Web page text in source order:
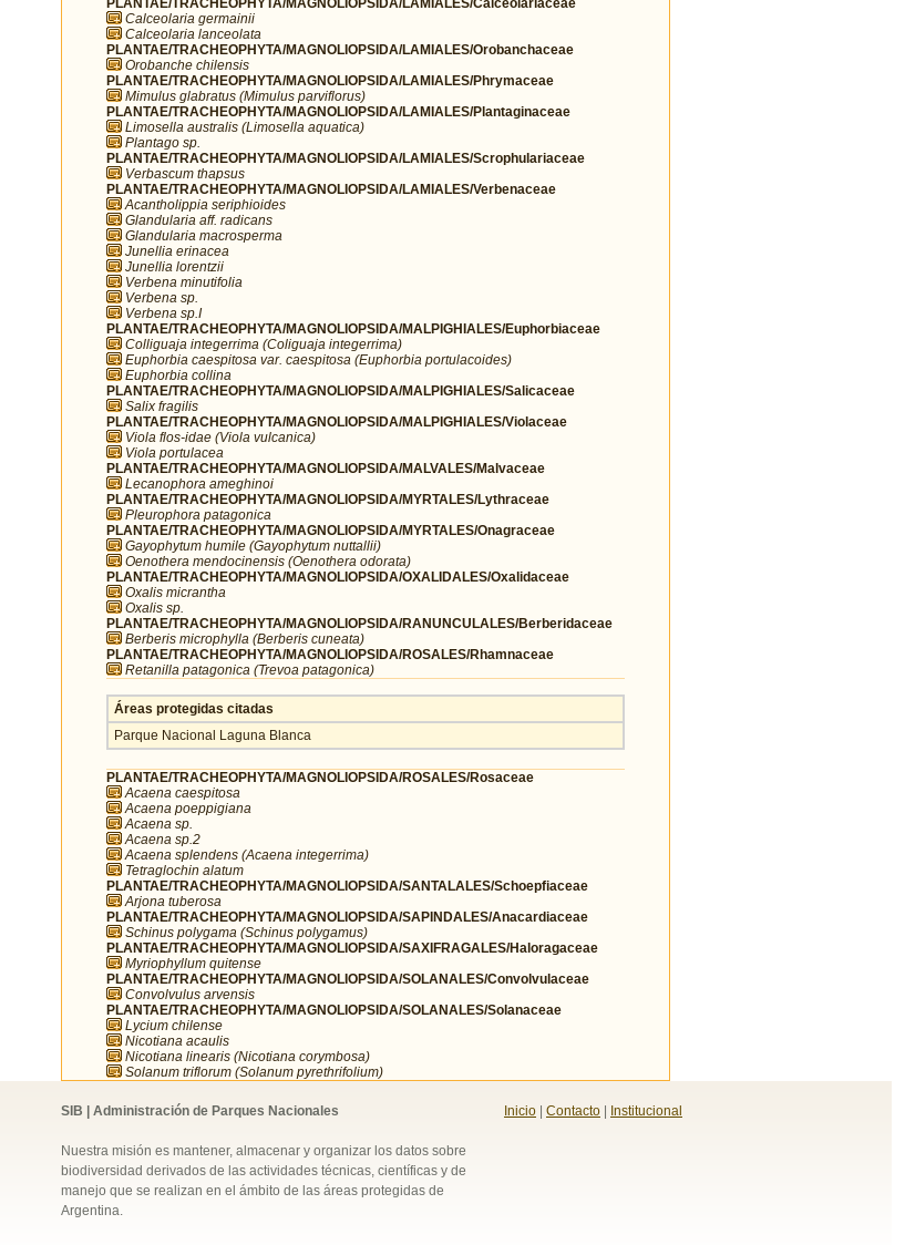
PLANTAE/TRACHEOPHYTA/MAGNOLIOPSIDA/LAMIALES/Calceolariaceae
Calceolaria germainii
Calceolaria lanceolata
PLANTAE/TRACHEOPHYTA/MAGNOLIOPSIDA/LAMIALES/Orobanchaceae
Orobanche chilensis
PLANTAE/TRACHEOPHYTA/MAGNOLIOPSIDA/LAMIALES/Phrymaceae
Mimulus glabratus (Mimulus parviflorus)
PLANTAE/TRACHEOPHYTA/MAGNOLIOPSIDA/LAMIALES/Plantaginaceae
Limosella australis (Limosella aquatica)
Plantago sp.
PLANTAE/TRACHEOPHYTA/MAGNOLIOPSIDA/LAMIALES/Scrophulariaceae
Verbascum thapsus
PLANTAE/TRACHEOPHYTA/MAGNOLIOPSIDA/LAMIALES/Verbenaceae
Acantholippia seriphioides
Glandularia aff. radicans
Glandularia macrosperma
Junellia erinacea
Junellia lorentzii
Verbena minutifolia
Verbena sp.
Verbena sp.I
PLANTAE/TRACHEOPHYTA/MAGNOLIOPSIDA/MALPIGHIALES/Euphorbiaceae
Colliguaja integerrima (Coliguaja integerrima)
Euphorbia caespitosa var. caespitosa (Euphorbia portulacoides)
Euphorbia collina
PLANTAE/TRACHEOPHYTA/MAGNOLIOPSIDA/MALPIGHIALES/Salicaceae
Salix fragilis
PLANTAE/TRACHEOPHYTA/MAGNOLIOPSIDA/MALPIGHIALES/Violaceae
Viola flos-idae (Viola vulcanica)
Viola portulacea
PLANTAE/TRACHEOPHYTA/MAGNOLIOPSIDA/MALVALES/Malvaceae
Lecanophora ameghinoi
PLANTAE/TRACHEOPHYTA/MAGNOLIOPSIDA/MYRTALES/Lythraceae
Pleurophora patagonica
PLANTAE/TRACHEOPHYTA/MAGNOLIOPSIDA/MYRTALES/Onagraceae
Gayophytum humile (Gayophytum nuttallii)
Oenothera mendocinensis (Oenothera odorata)
PLANTAE/TRACHEOPHYTA/MAGNOLIOPSIDA/OXALIDALES/Oxalidaceae
Oxalis micrantha
Oxalis sp.
PLANTAE/TRACHEOPHYTA/MAGNOLIOPSIDA/RANUNCULALES/Berberidaceae
Berberis microphylla (Berberis cuneata)
PLANTAE/TRACHEOPHYTA/MAGNOLIOPSIDA/ROSALES/Rhamnaceae
Retanilla patagonica (Trevoa patagonica)
Áreas protegidas citadas
Parque Nacional Laguna Blanca
PLANTAE/TRACHEOPHYTA/MAGNOLIOPSIDA/ROSALES/Rosaceae
Acaena caespitosa
Acaena poeppigiana
Acaena sp.
Acaena sp.2
Acaena splendens (Acaena integerrima)
Tetraglochin alatum
PLANTAE/TRACHEOPHYTA/MAGNOLIOPSIDA/SANTALALES/Schoepfiaceae
Arjona tuberosa
PLANTAE/TRACHEOPHYTA/MAGNOLIOPSIDA/SAPINDALES/Anacardiaceae
Schinus polygama (Schinus polygamus)
PLANTAE/TRACHEOPHYTA/MAGNOLIOPSIDA/SAXIFRAGALES/Haloragaceae
Myriophyllum quitense
PLANTAE/TRACHEOPHYTA/MAGNOLIOPSIDA/SOLANALES/Convolvulaceae
Convolvulus arvensis
PLANTAE/TRACHEOPHYTA/MAGNOLIOPSIDA/SOLANALES/Solanaceae
Lycium chilense
Nicotiana acaulis
Nicotiana linearis (Nicotiana corymbosa)
Solanum triflorum (Solanum pyrethrifolium)
SIB | Administración de Parques Nacionales
Nuestra misión es mantener, almacenar y organizar los datos sobre
biodiversidad derivados de las actividades técnicas, científicas y de
manejo que se realizan en el ámbito de las áreas protegidas de
Argentina.
Inicio | Contacto | Institucional